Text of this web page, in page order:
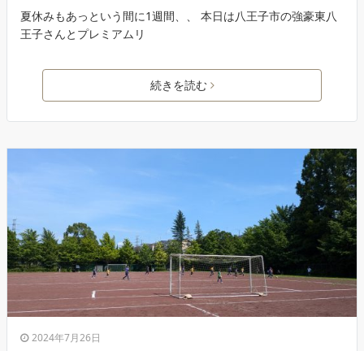
夏休みもあっという間に1週間、、 本日は八王子市の強豪東八
王子さんとプレミアムリ
続きを読む
2024年7月26日